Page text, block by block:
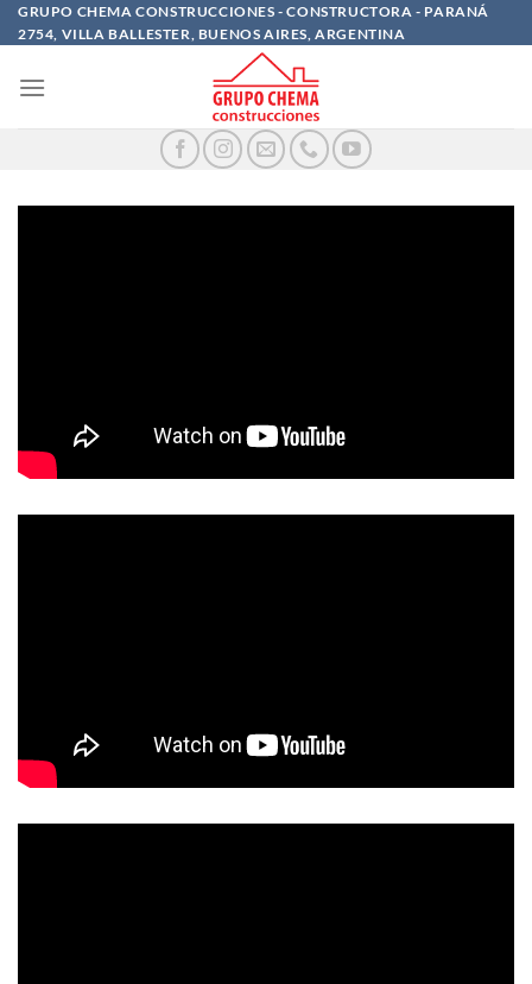
Saltar
al
GRUPO CHEMA CONSTRUCCIONES - CONSTRUCTORA - PARANÁ
2754, VILLA BALLESTER, BUENOS AIRES, ARGENTINA